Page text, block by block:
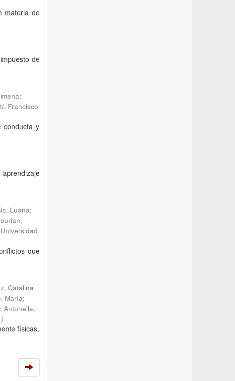
materia de
de
;
Francisco
conducta y
aprendizaje
Luana;
que
Catalina
María;
Antonella;
)
físicas,